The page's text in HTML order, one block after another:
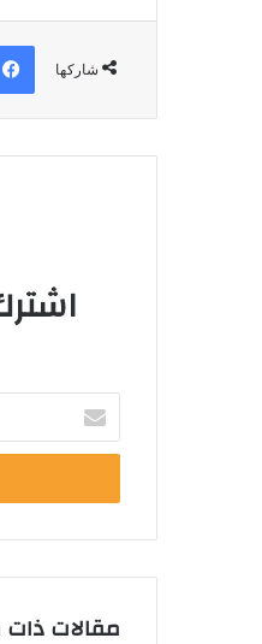
شاركها
خ
ب
د
امقالات